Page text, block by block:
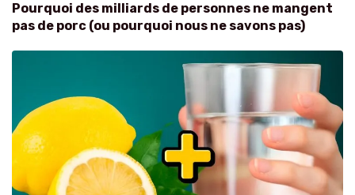
Pourquoi des milliards de personnes ne mangent
pas de porc (ou pourquoi nous ne savons pas)